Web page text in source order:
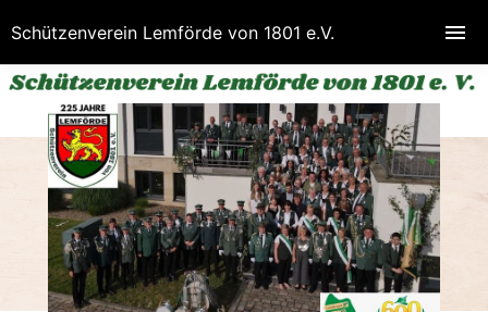
Schützenverein Lemförde von 1801 e.V.